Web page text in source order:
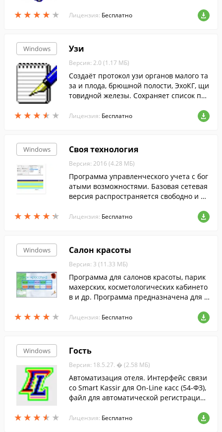
★ ★ ★ ★ ★
★ ★ ★ ★ ★ Лицензия: Бесплатно
Windows
★ ★ ★ ★ ★
★ ★ ★ ★ ★
Узи
Версия: 2.0 (1.17 МБ)
Создаёт протокол узи органов малого та
за и плода, брюшной полости, ЭхоКГ, щи
товидной железы. Сохраняет список пол
водит протокол исследования в Word.
Лицензия: Бесплатно
Windows
★ ★ ★ ★ ★
★ ★ ★ ★ ★
Своя технология
Версия: 2016 (4.28 МБ)
Программа управленческого учета с бог
атыми возможностями. Базовая сетевая
версия распространяется свободно и бе
ственный учет, отчеты Экспорт докумен
тов в 1С. Интеграция с телефонией, рас
Лицензия: Бесплатно
Windows
★ ★ ★ ★ ★
★ ★ ★ ★ ★
Салон красоты
Версия: 3 (11.33 МБ)
Программа для салонов красоты, парик
махерских, косметологических кабинето
в и др. Программа предназначена для к
онов красоты и т.д.
Лицензия: Бесплатно
Windows
★ ★ ★ ★ ★
★ ★ ★ ★ ★
Гость
Версия: 18.5.27. � (2.58 МБ)
Автоматизация отеля. Интерфейс связи
со Smart Kassir для On-Line касс (54-ФЗ),
файл для автоматической регистрации г
ФМС.Контур. Замковые системы ORBITA
Лицензия: Бесплатно